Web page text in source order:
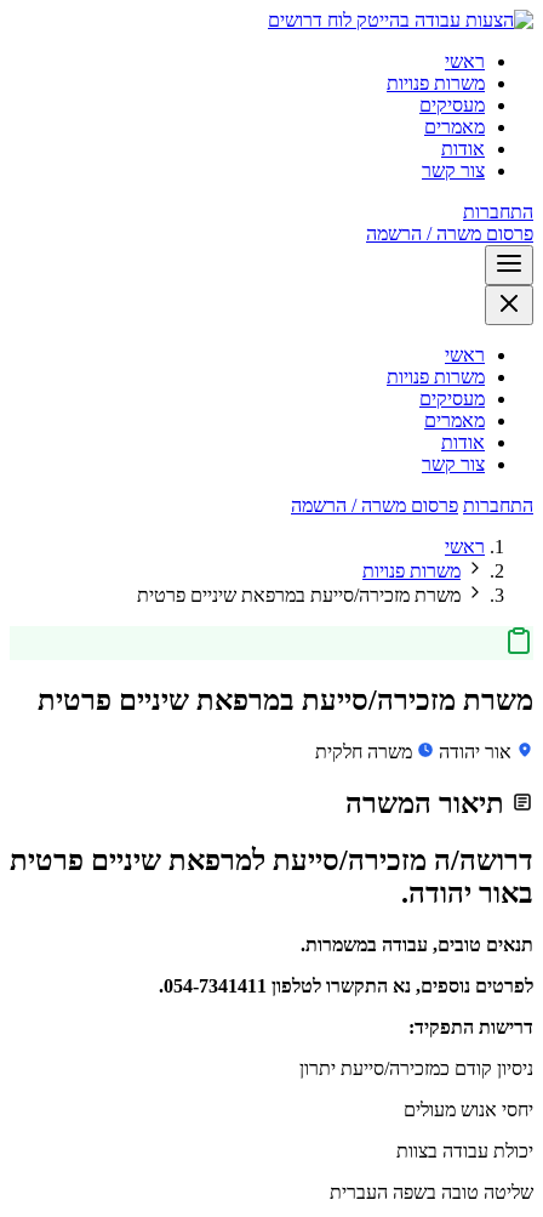
לוח דרושים
ראשי
משרות פנויות
מעסיקים
מאמרים
אודות
צור קשר
התחברות
פרסום משרה / הרשמה
ראשי
משרות פנויות
מעסיקים
מאמרים
אודות
צור קשר
התחברות פרסום משרה / הרשמה
ראשי
משרות פנויות
משרת מזכירה/סייעת במרפאת שיניים פרטית
משרת מזכירה/סייעת במרפאת שיניים פרטית
אור יהודה משרה חלקית
תיאור המשרה
דרושה/ה מזכירה/סייעת למרפאת שיניים פרטית
באור יהודה.
תנאים טובים, עבודה במשמרות.
לפרטים נוספים, נא התקשרו לטלפון 054-7341411.
דרישות התפקיד:
ניסיון קודם כמזכירה/סייעת יתרון
יחסי אנוש מעולים
יכולת עבודה בצוות
שליטה טובה בשפה העברית